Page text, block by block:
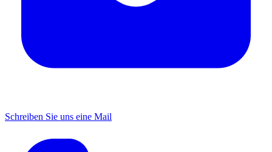
Schreiben Sie uns eine Mail